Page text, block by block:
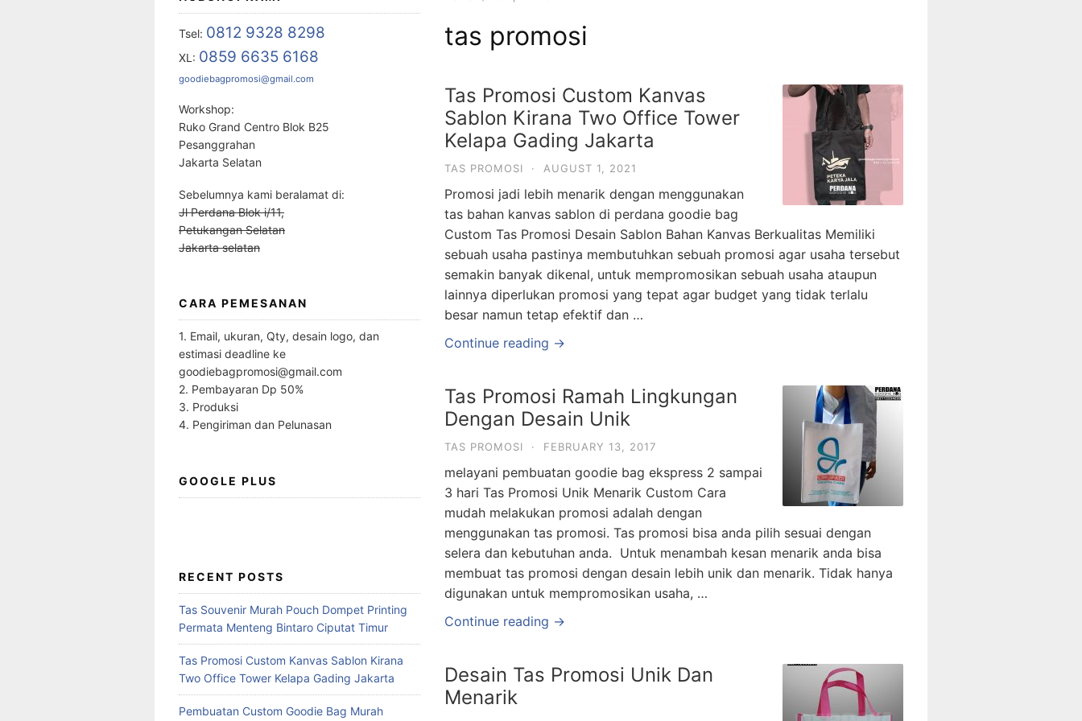
tas promosi
Tas Promosi Custom Kanvas
Sablon Kirana Two Office Tower
Kelapa Gading Jakarta
TAS PROMOSI · AUGUST 1, 2021
Promosi jadi lebih menarik dengan menggunakan
tas bahan kanvas sablon di perdana goodie bag
Custom Tas Promosi Desain Sablon Bahan Kanvas Berkualitas Memiliki
sebuah usaha pastinya membutuhkan sebuah promosi agar usaha tersebut
semakin banyak dikenal, untuk mempromosikan sebuah usaha ataupun
lainnya diperlukan promosi yang tepat agar budget yang tidak terlalu
besar namun tetap efektif dan …
Continue reading →
Tas Promosi Ramah Lingkungan
Dengan Desain Unik
TAS PROMOSI · FEBRUARY 13, 2017
melayani pembuatan goodie bag ekspress 2 sampai
3 hari Tas Promosi Unik Menarik Custom Cara
mudah melakukan promosi adalah dengan
menggunakan tas promosi. Tas promosi bisa anda pilih sesuai dengan
selera dan kebutuhan anda. Untuk menambah kesan menarik anda bisa
membuat tas promosi dengan desain lebih unik dan menarik. Tidak hanya
digunakan untuk mempromosikan usaha, …
Continue reading →
Desain Tas Promosi Unik Dan
Menarik
Tsel: 0812 9328 8298
XL: 0859 6635 6168
goodiebagpromosi@gmail.com
Workshop:
Ruko Grand Centro Blok B25
Pesanggrahan
Jakarta Selatan
Sebelumnya kami beralamat di:
Jl Perdana Blok i/11,
Petukangan Selatan
Jakarta selatan
CARA PEMESANAN
1. Email, ukuran, Qty, desain logo, dan
estimasi deadline ke
goodiebagpromosi@gmail.com
2. Pembayaran Dp 50%
3. Produksi
4. Pengiriman dan Pelunasan
GOOGLE PLUS
RECENT POSTS
Tas Souvenir Murah Pouch Dompet Printing
Permata Menteng Bintaro Ciputat Timur
Tas Promosi Custom Kanvas Sablon Kirana
Two Office Tower Kelapa Gading Jakarta
Pembuatan Custom Goodie Bag Murah